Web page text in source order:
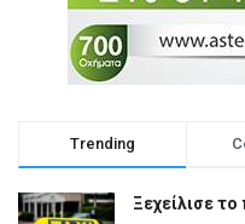
Trending
Ξεχείλισε